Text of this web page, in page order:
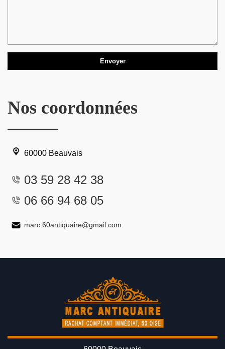
Nos coordonnées
60000 Beauvais
03 59 28 42 38
06 66 94 68 05
marc.60antiquaire@gmail.com